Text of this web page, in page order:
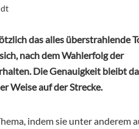
das alles überstrahlende
nach dem Wahlerfolg der
Die Genauigkeit bleibt
Weise auf der Strecke.
indem sie unter anderem